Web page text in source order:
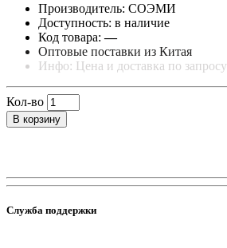
Производитель: СОЭМИ
Доступность: в наличие
Код товара:—
Оптовые поставки из Китая
Инфо: Цена и доставка по запросу
Кол-во
В корзину
Служба поддержки